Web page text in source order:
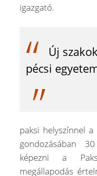
igazgató.
Új
pécsi
paksi helyszínnel
gondozásában
képezni a
megállapodás